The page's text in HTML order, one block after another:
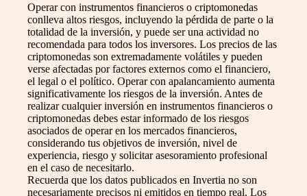
Operar con instrumentos financieros o criptomonedas
conlleva altos riesgos, incluyendo la pérdida de parte o la
totalidad de la inversión, y puede ser una actividad no
recomendada para todos los inversores. Los precios de las
criptomonedas son extremadamente volátiles y pueden
verse afectadas por factores externos como el financiero,
el legal o el político. Operar con apalancamiento aumenta
significativamente los riesgos de la inversión. Antes de
realizar cualquier inversión en instrumentos financieros o
criptomonedas debes estar informado de los riesgos
asociados de operar en los mercados financieros,
considerando tus objetivos de inversión, nivel de
experiencia, riesgo y solicitar asesoramiento profesional
en el caso de necesitarlo.
Recuerda que los datos publicados en Invertia no son
necesariamente precisos ni emitidos en tiempo real. Los